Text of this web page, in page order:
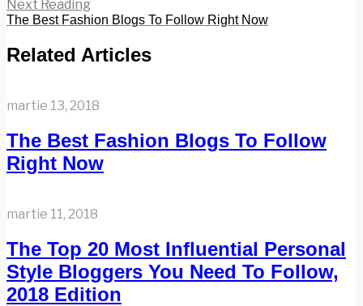
Next Reading
The Best Fashion Blogs To Follow Right Now
Related Articles
martie 13, 2018
The Best Fashion Blogs To Follow
Right Now
martie 11, 2018
The Top 20 Most Influential Personal
Style Bloggers You Need To Follow,
2018 Edition